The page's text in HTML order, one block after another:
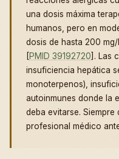
una dosis máxima
humanos, pero en
dosis de hasta 200
[PMID 39192720]. Las
insuficiencia hepática
monoterpenos),
autoinmunes donde la
deba evitarse.
profesional médico